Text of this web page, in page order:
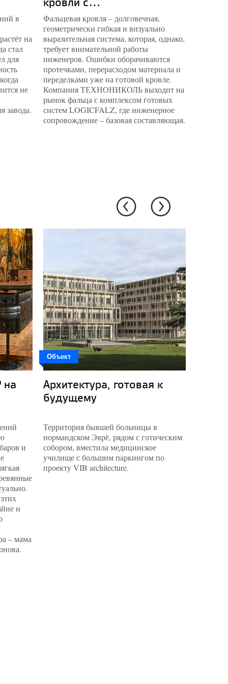
в
на
стал
для
не
завода.
Фальцевая кровля – долговечная,
геометрически гибкая и визуально
выразительная система, которая, однако,
требует внимательной работы
инженеров. Ошибки оборачиваются
протечками, перерасходом материала и
переделками уже на готовой кровле.
Компания ТЕХНОНИКОЛЬ выходит на
рынок фальца с комплексом готовых
систем LOGICFALZ, где инженерное
сопровождение – базовая составляющая.
на
и
и
– мама
Объект
Архитектура, готовая к
будущему
Территория бывшей больницы в
нормандском Эврё, рядом с готическим
собором, вместила медицинское
училище с большим паркингом по
проекту VIB architecture.